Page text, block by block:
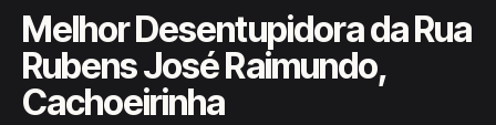
Melhor Desentupidora da Rua
Rubens José Raimundo,
Cachoeirinha